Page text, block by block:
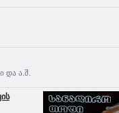
და ა.შ.